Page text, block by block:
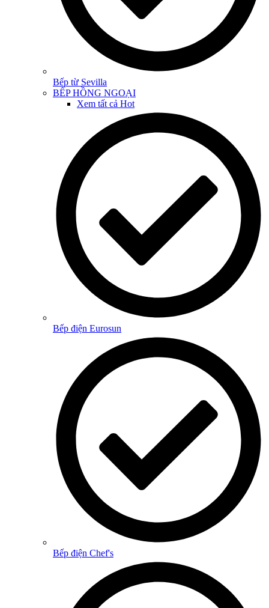
Bếp từ Sevilla
BẾP HỒNG NGOẠI
Xem tất cả Hot
Bếp điện Eurosun
Bếp điện Chef's